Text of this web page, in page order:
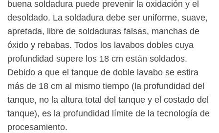
buena soldadura puede prevenir la oxidación y el
desoldado. La soldadura debe ser uniforme, suave,
apretada, libre de soldaduras falsas, manchas de
óxido y rebabas. Todos los lavabos dobles cuya
profundidad supere los 18 cm están soldados.
Debido a que el tanque de doble lavabo se estira
más de 18 cm al mismo tiempo (la profundidad del
tanque, no la altura total del tanque y el costado del
tanque), es la profundidad límite de la tecnología de
procesamiento.